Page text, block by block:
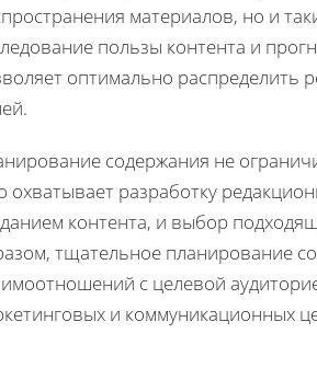
материалов, но и
пользы контента и
оптимально распределить
содержания не
охватывает разработку
контента, и выбор
тщательное планирование
с целевой
и коммуникационных